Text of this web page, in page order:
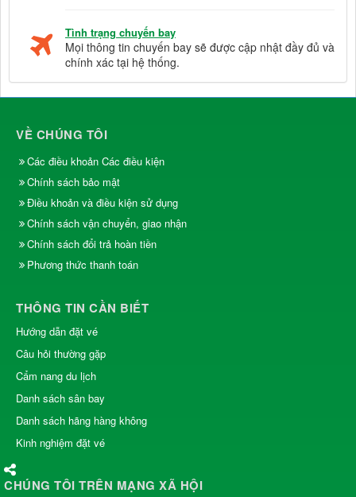
Tình trạng chuyến bay
Mọi thông tin chuyến bay sẽ được cập nhật đầy đủ và
chính xác tại hệ thống.
VỀ CHÚNG TÔI
Các điều khoản Các điều kiện
Chính sách bảo mật
Điều khoản và điều kiện sử dụng
Chính sách vận chuyển, giao nhận
Chính sách đổi trả hoàn tiền
Phương thức thanh toán
THÔNG TIN CẦN BIẾT
Hướng dẫn đặt vé
Câu hỏi thường gặp
Cẩm nang du lịch
Danh sách sân bay
Danh sách hãng hàng không
Kinh nghiệm đặt vé
CHÚNG TÔI TRÊN MẠNG XÃ HỘI